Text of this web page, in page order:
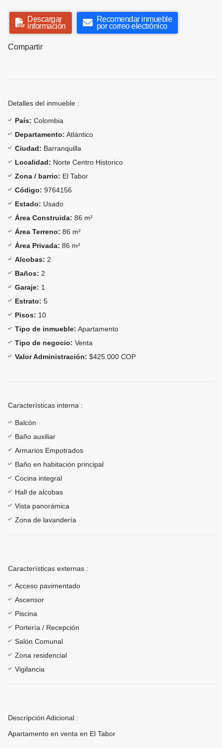
Descargar
información
Recomendar inmueble
por correo electrónico
Compartir
Detalles del inmueble :
País: Colombia
Departamento: Atlántico
Ciudad: Barranquilla
Localidad: Norte Centro Historico
Zona / barrio: El Tabor
Código: 9764156
Estado: Usado
Área Construida: 86 m²
Área Terreno: 86 m²
Área Privada: 86 m²
Alcobas: 2
Baños: 2
Garaje: 1
Estrato: 5
Pisos: 10
Tipo de inmueble: Apartamento
Tipo de negocio: Venta
Valor Administración: $425.000 COP
Características interna :
Balcón
Baño auxiliar
Armarios Empotrados
Baño en habitación principal
Cocina integral
Hall de alcobas
Vista panorámica
Zona de lavandería
Características externas :
Acceso pavimentado
Ascensor
Piscina
Portería / Recepción
Salón Comunal
Zona residencial
Vigilancia
Descripción Adicional :
Apartamento en venta en El Tabor